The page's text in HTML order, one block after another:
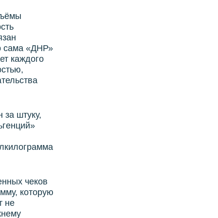
сама «ДНР»
каждого
штуку,
чеков
которую
не